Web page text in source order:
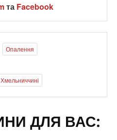
та Facebook
Опалення
ДЛЯ ВАС: